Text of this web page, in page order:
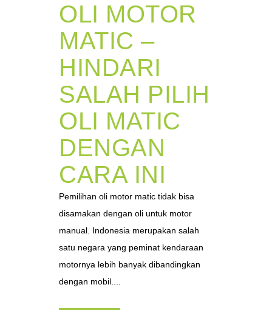
OLI MOTOR
MATIC –
HINDARI
SALAH PILIH
OLI MATIC
DENGAN
CARA INI
Pemilihan oli motor matic tidak bisa
disamakan dengan oli untuk motor
manual. Indonesia merupakan salah
satu negara yang peminat kendaraan
motornya lebih banyak dibandingkan
dengan mobil....